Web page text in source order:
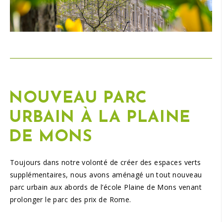
NOUVEAU PARC
URBAIN À LA PLAINE
DE MONS
Toujours dans notre volonté de créer des espaces verts
supplémentaires, nous avons aménagé un tout nouveau
parc urbain aux abords de l’école Plaine de Mons venant
prolonger le parc des prix de Rome.